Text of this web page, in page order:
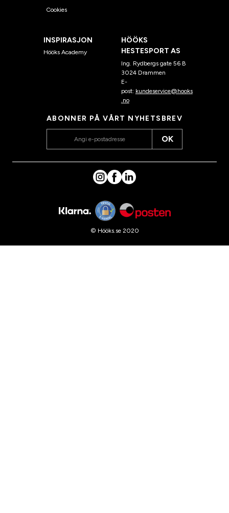
Cookies
INSPIRASJON
Hööks Academy
HÖÖKS
HESTESPORT AS
Ing. Rydbergs gate 56 B
3024 Drammen
E-
post: kundeservice@hooks
.no
ABONNER PÅ VÅRT NYHETSBREV
OK
© Hööks.se 2020